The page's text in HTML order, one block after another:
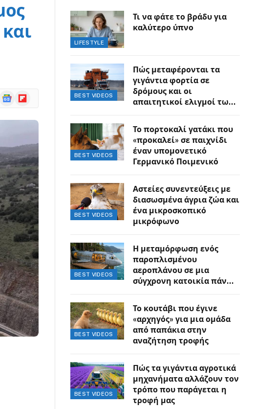
GoogleFlipboard
LIFESTYLE
Τι να φάτε το βράδυ για
καλύτερο ύπνο
BEST VIDEOS
Πώς μεταφέρονται τα
γιγάντια φορτία σε
δρόμους και οι
απαιτητικοί ελιγμοί των
BEST VIDEOS
Το πορτοκαλί γατάκι που
«προκαλεί» σε παιχνίδι
έναν υπομονετικό
Γερμανικό Ποιμενικό
BEST VIDEOS
Αστείες συνεντεύξεις με
διασωσμένα άγρια ζώα και
ένα μικροσκοπικό
μικρόφωνο
BEST VIDEOS
Η μεταμόρφωση ενός
παροπλισμένου
αεροπλάνου σε μια
σύγχρονη κατοικία πάνω
BEST VIDEOS
Το κουτάβι που έγινε
«αρχηγός» για μια ομάδα
από παπάκια στην
αναζήτηση τροφής
BEST VIDEOS
Πώς τα γιγάντια αγροτικά
μηχανήματα αλλάζουν τον
τρόπο που παράγεται η
τροφή μας